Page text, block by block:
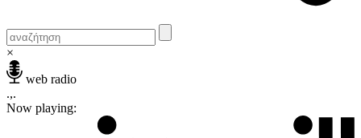
×
web radio
.,.
Now playing: